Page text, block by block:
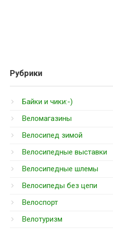
Рубрики
Байки и чики:-)
Веломагазины
Велосипед зимой
Велосипедные выставки
Велосипедные шлемы
Велосипеды без цепи
Велоспорт
Велотуризм